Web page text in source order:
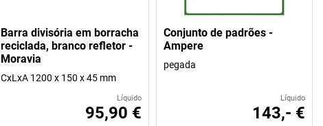
Barra divisória em borracha
reciclada, branco refletor -
Moravia
CxLxA 1200 x 150 x 45 mm
Líquido
95,90 €
Conjunto de padrões -
Ampere
pegada
Líquido
143,- €